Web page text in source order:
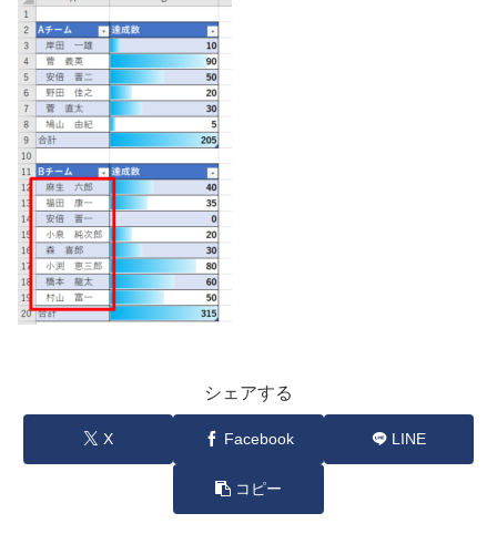
シェアする
X Facebook LINE
コピー